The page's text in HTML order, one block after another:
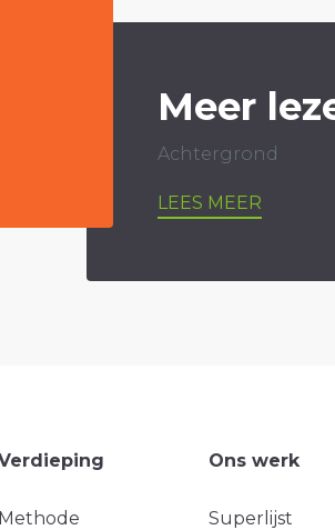
Meer
Achtergrond
LEES MEER
Methode
Ons werk
Superlijst